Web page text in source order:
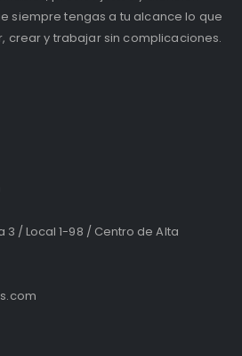
siempre tengas a tu alcance lo que
crear y trabajar sin complicaciones.
3 / Local 1-98 / Centro de Alta